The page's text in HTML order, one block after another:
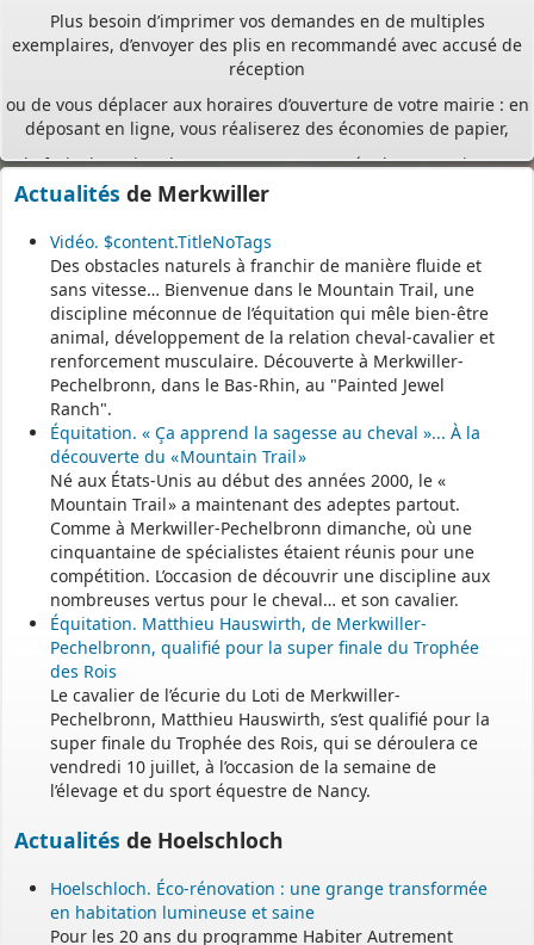
Plus besoin d’imprimer vos demandes en de multiples
exemplaires, d’envoyer des plis en recommandé avec accusé de
réception
ou de vous déplacer aux horaires d’ouverture de votre mairie : en
déposant en ligne, vous réaliserez des économies de papier,
de frais d’envoi et de temps. Vous pouvez également suivre en
ligne l’avancement du traitement de votre demande,
demande sera instruite de façon dématérialisée
pour assurer plus de fluidité et de réactivité dans son traitement.
Les services de votre commune restent
vos interlocuteurs de proximité
pour vous guider avant le dépôt de votre dossier, mais aussi
pendant et après l’instruction de votre demande.
Pour accéder au téléservice et déposer votre demande, rendez-
vous à l’adresse suivante :
https://appli.atip67.fr/guichet-unique
- - - - - - - - - - - - - - - - - -
Assistant(e)s maternel(le)s
Vous trouverez les listes des assistants maternels
et MAM par commune sur le site :https://www.bas-rhin.fr/carte-
assistants-maternels-bas-rhin/.
Il est mis à jour tous les vendredis.
Le sitehttps://monenfant.fr/de la CAF présente les disponibilités
Permanence mairie
Actualités de Merkwiller
Vidéo. $content.TitleNoTags
Des obstacles naturels à franchir de manière fluide et
sans vitesse… Bienvenue dans le Mountain Trail, une
discipline méconnue de l’équitation qui mêle bien-être
animal, développement de la relation cheval-cavalier et
renforcement musculaire. Découverte à Merkwiller-
Pechelbronn, dans le Bas-Rhin, au "Painted Jewel
Ranch".
Équitation. « Ça apprend la sagesse au cheval »... À la
découverte du « Mountain Trail »
Né aux États-Unis au début des années 2000, le «
Mountain Trail » a maintenant des adeptes partout.
Comme à Merkwiller-Pechelbronn dimanche, où une
cinquantaine de spécialistes étaient réunis pour une
compétition. L’occasion de découvrir une discipline aux
nombreuses vertus pour le cheval… et son cavalier.
Équitation. Matthieu Hauswirth, de Merkwiller-
Pechelbronn, qualifié pour la super finale du Trophée
des Rois
Le cavalier de l’écurie du Loti de Merkwiller-
Pechelbronn, Matthieu Hauswirth, s’est qualifié pour la
super finale du Trophée des Rois, qui se déroulera ce
vendredi 10 juillet, à l’occasion de la semaine de
l’élevage et du sport équestre de Nancy.
Actualités de Hoelschloch
Hoelschloch. Éco-rénovation : une grange transformée
en habitation lumineuse et saine
Pour les 20 ans du programme Habiter Autrement